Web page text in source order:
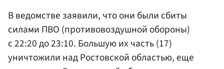
В ведомстве заявили, что они были сбиты
силами ПВО (противовоздушной обороны)
с 22:20 до 23:10. Большую их часть (17)
уничтожили над Ростовской областью, еще